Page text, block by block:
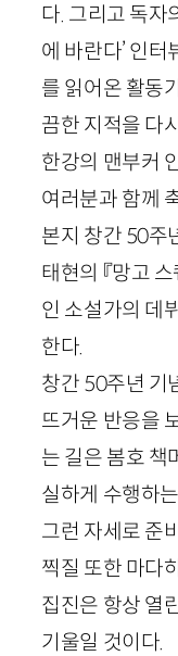
다. 그리고 독자
에 바란다’ 인
를 읽어온 활동
끔한 지적을 다
한강의 맨부커
여러분과 함께
본지 창간 50주
태현의 『망고
인 소설가의 데
한다.
창간 50주년 기
뜨거운 반응을
는 길은 봄호 책
실하게 수행하
그런 자세로 준
찍질 또한 마다
집진은 항상 열
기울일 것이다.